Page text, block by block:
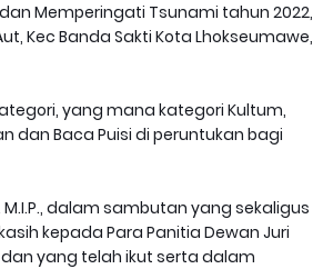
Memperingati Tsunami tahun 2022,
Kec Banda Sakti Kota Lhokseumawe,
yang mana kategori Kultum,
dan Baca Puisi di peruntukan bagi
M.I.P., dalam sambutan yang sekaligus
kepada Para Panitia Dewan Juri
dan yang telah ikut serta dalam